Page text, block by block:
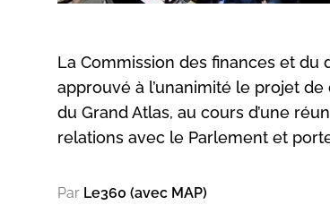
La Commission des finances et
approuvé à l’unanimité le projet
du Grand Atlas, au cours d’une
relations avec le Parlement et
Par Le360 (avec MAP)